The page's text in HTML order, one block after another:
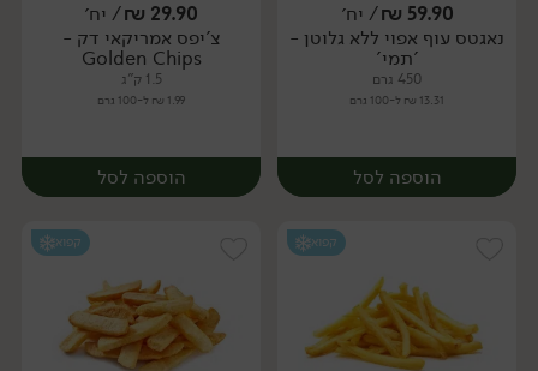
יח׳ יח׳
59.90
₪/ יח׳
נאגטס עוף אפוי ללא גלוטן -
'תמי'
450 גרם
13.31 ₪ ל-100 גרם
הוספה לסל
29.90
₪/ יח׳
צ'יפס אמריקאי דק -
Golden Chips
1.5 ק"ג
1.99 ₪ ל-100 גרם
הוספה לסל
קפוא קפוא